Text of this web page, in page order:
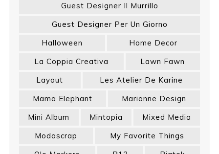
Guest Designer Il Murrillo
Guest Designer Per Un Giorno
Halloween
Home Decor
La Coppia Creativa
Lawn Fawn
Layout
Les Atelier De Karine
Mama Elephant
Marianne Design
Mini Album
Mintopia
Mixed Media
Modascrap
My Favorite Things